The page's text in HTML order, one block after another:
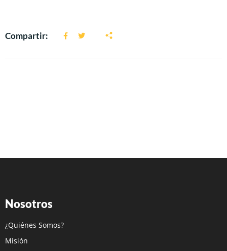
Compartir:
Nosotros
¿Quiénes Somos?
Misión